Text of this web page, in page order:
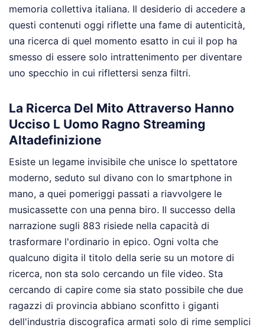
memoria collettiva italiana. Il desiderio di accedere a
questi contenuti oggi riflette una fame di autenticità,
una ricerca di quel momento esatto in cui il pop ha
smesso di essere solo intrattenimento per diventare
uno specchio in cui riflettersi senza filtri.
La Ricerca Del Mito Attraverso Hanno
Ucciso L Uomo Ragno Streaming
Altadefinizione
Esiste un legame invisibile che unisce lo spettatore
moderno, seduto sul divano con lo smartphone in
mano, a quei pomeriggi passati a riavvolgere le
musicassette con una penna biro. Il successo della
narrazione sugli 883 risiede nella capacità di
trasformare l'ordinario in epico. Ogni volta che
qualcuno digita il titolo della serie su un motore di
ricerca, non sta solo cercando un file video. Sta
cercando di capire come sia stato possibile che due
ragazzi di provincia abbiano sconfitto i giganti
dell'industria discografica armati solo di rime semplici